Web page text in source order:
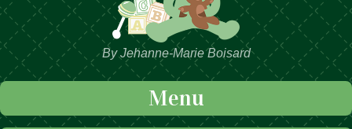
By Jehanne-Marie Boisard
Menu